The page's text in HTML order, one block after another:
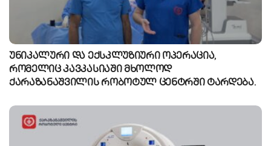
უნიკალური და ექსკლუზიური ოპერაცია,
რომელიც კავკასიაში მხოლოდ
ქარაზანაშვილის რობოტულ ცენტრში ტარდება.